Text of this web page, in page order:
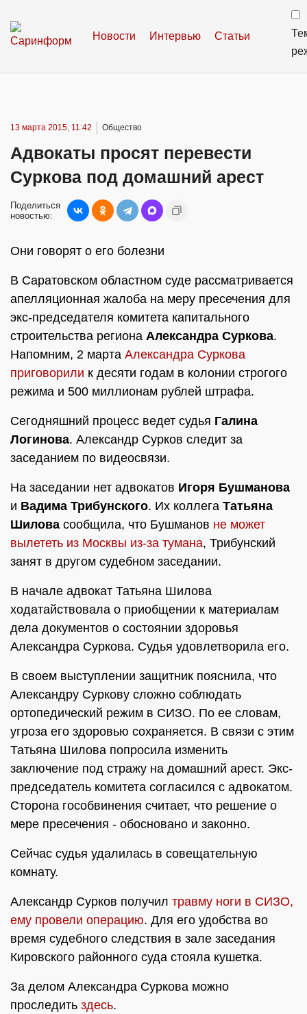
Новости Интервью Статьи
13 марта 2015, 11:42 Общество
Адвокаты просят перевести
Суркова под домашний арест
Поделиться
новостью:
Они говорят о его болезни
В Саратовском областном суде рассматривается
апелляционная жалоба на меру пресечения для
экс-председателя комитета капитального
строительства региона Александра Суркова.
Напомним, 2 марта Александра Суркова
приговорили к десяти годам в колонии строгого
режима и 500 миллионам рублей штрафа.
Сегодняшний процесс ведет судья Галина
Логинова. Александр Сурков следит за
заседанием по видеосвязи.
На заседании нет адвокатов Игоря Бушманова
и Вадима Трибунского. Их коллега Татьяна
Шилова сообщила, что Бушманов не может
вылететь из Москвы из-за тумана, Трибунский
занят в другом судебном заседании.
В начале адвокат Татьяна Шилова
ходатайствовала о приобщении к материалам
дела документов о состоянии здоровья
Александра Суркова. Судья удовлетворила его.
В своем выступлении защитник пояснила, что
Александру Суркову сложно соблюдать
ортопедический режим в СИЗО. По ее словам,
угроза его здоровью сохраняется. В связи с этим
Татьяна Шилова попросила изменить
заключение под стражу на домашний арест. Экс-
председатель комитета согласился с адвокатом.
Сторона гособвинения считает, что решение о
мере пресечения - обосновано и законно.
Сейчас судья удалилась в совещательную
комнату.
Александр Сурков получил травму ноги в СИЗО,
ему провели операцию. Для его удобства во
время судебного следствия в зале заседания
Кировского районного суда стояла кушетка.
За делом Александра Суркова можно
проследить здесь.